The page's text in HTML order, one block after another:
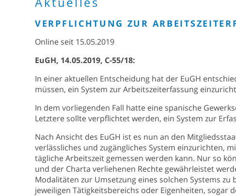
VERPFLICHTUNG ZUR
Online seit 15.05.2019
EuGH, 14.05.2019, C-55/18:
In einer aktuellen Entscheidung hat der EuGH
müssen, ein System zur Arbeitszeiterfassung
In dem vorliegenden Fall hatte eine spanische
Letztere sollte verpflichtet werden, ein System zur
Nach Ansicht des EuGH ist es nun an den
verlässliches und zugängliches System einzurichten,
tägliche Arbeitszeit gemessen werden kann. Nur so
und der Charta verliehenen Rechte gewährleistet
Modalitäten zur Umsetzung eines solchen Systems
jeweiligen Tätigkeitsbereichs oder Eigenheiten,